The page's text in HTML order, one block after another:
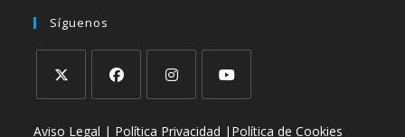
Síguenos
abre
abre
abre
abre
Aviso Legal | Política Privacidad | Política de Cookies